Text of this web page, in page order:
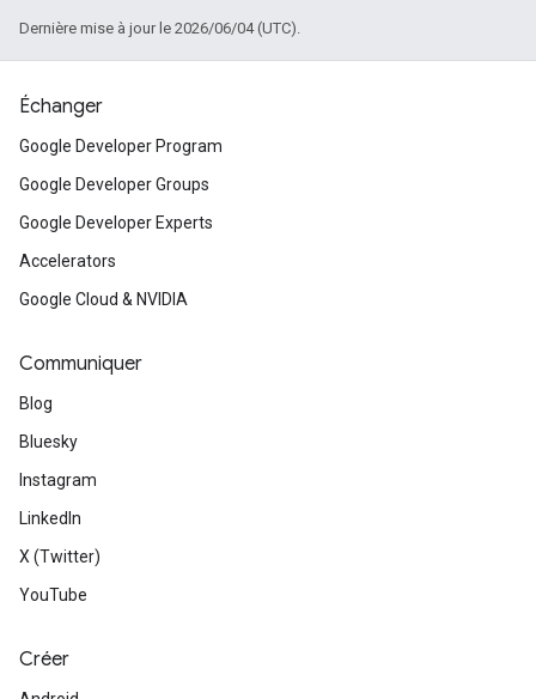
Dernière mise à jour le 2026/06/04 (UTC).
Échanger
Google Developer Program
Google Developer Groups
Google Developer Experts
Accelerators
Google Cloud & NVIDIA
Communiquer
Blog
Bluesky
Instagram
LinkedIn
X (Twitter)
YouTube
Créer